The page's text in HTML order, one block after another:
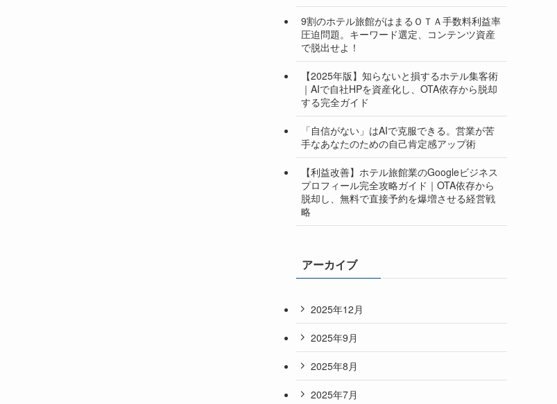
9割のホテル旅館がはまるＯＴＡ手数料利益率
圧迫問題。キーワード選定、コンテンツ資産
で脱出せよ！
【2025年版】知らないと損するホテル集客術
｜AIで自社HPを資産化し、OTA依存から脱却
する完全ガイド
「自信がない」はAIで克服できる。営業が苦
手なあなたのための自己肯定感アップ術
【利益改善】ホテル旅館業のGoogleビジネス
プロフィール完全攻略ガイド｜OTA依存から
脱却し、無料で直接予約を爆増させる経営戦
略
アーカイブ
2025年12月
2025年9月
2025年8月
2025年7月